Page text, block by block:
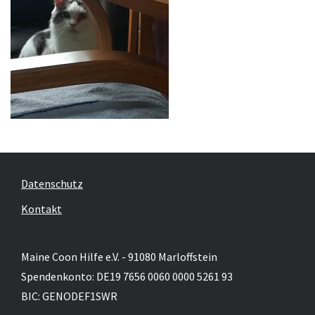
Datenschutz
Kontakt
Maine Coon Hilfe e.V. - 91080 Marloffstein
Spendenkonto: DE19 7656 0060 0000 5261 93
BIC: GENODEF1SWR